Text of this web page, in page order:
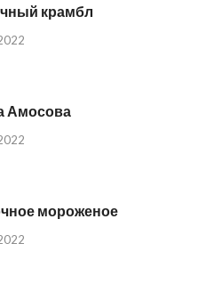
крамбл
Амосова
мороженое